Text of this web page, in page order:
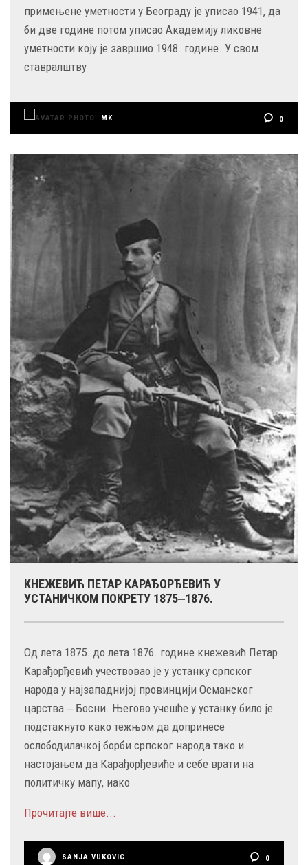
примењене уметности у Београду је уписао 1941, да
би две године потом уписао Академију ликовне
уметности коју је завршио 1948. године. У свом
ставралштву
MK 0
КНЕЖЕВИЋ ПЕТАР КАРАЂОРЂЕВИЋ У
УСТАНИЧКОМ ПОКРЕТУ 1875‒1876.
Од лета 1875. до лета 1876. године кнежевић Петар
Карађорђевић учествовао је у устанку српског
народа у најзападнијој провинцији Османског
царства ‒ Босни. Његово учешће у устанку било је
подстакнуто како тежњом да допринесе
ослободилачкој борби српског народа тако и
настојањем да Карађорђевиће и себе врати на
политичку мапу, иако
Прочитајте више...
SANJA VUKOVIC 0